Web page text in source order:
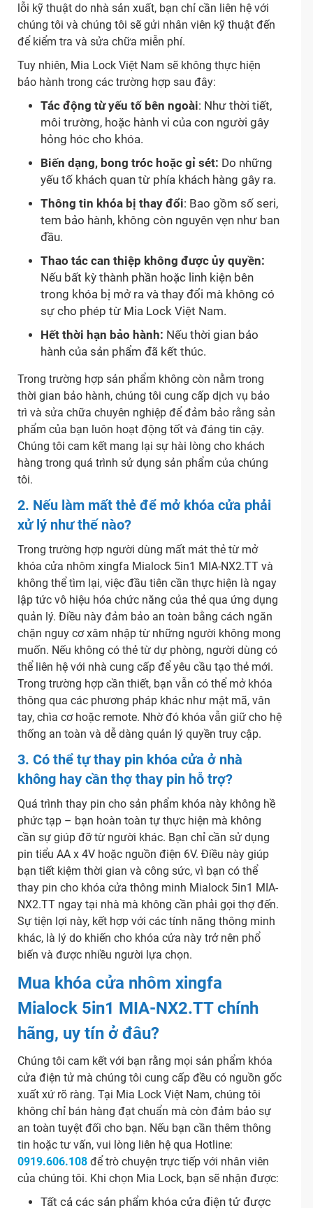
lỗi kỹ thuật do nhà sản xuất, bạn chỉ cần liên hệ với
chúng tôi và chúng tôi sẽ gửi nhân viên kỹ thuật đến
để kiểm tra và sửa chữa miễn phí.
Tuy nhiên, Mia Lock Việt Nam sẽ không thực hiện
bảo hành trong các trường hợp sau đây:
Tác động từ yếu tố bên ngoài: Như thời tiết,
môi trường, hoặc hành vi của con người gây
hỏng hóc cho khóa.
Biến dạng, bong tróc hoặc gỉ sét: Do những
yếu tố khách quan từ phía khách hàng gây ra.
Thông tin khóa bị thay đổi: Bao gồm số seri,
tem bảo hành, không còn nguyên vẹn như ban
đầu.
Thao tác can thiệp không được ủy quyền:
Nếu bất kỳ thành phần hoặc linh kiện bên
trong khóa bị mở ra và thay đổi mà không có
sự cho phép từ Mia Lock Việt Nam.
Hết thời hạn bảo hành: Nếu thời gian bảo
hành của sản phẩm đã kết thúc.
Trong trường hợp sản phẩm không còn nằm trong
thời gian bảo hành, chúng tôi cung cấp dịch vụ bảo
trì và sửa chữa chuyên nghiệp để đảm bảo rằng sản
phẩm của bạn luôn hoạt động tốt và đáng tin cậy.
Chúng tôi cam kết mang lại sự hài lòng cho khách
hàng trong quá trình sử dụng sản phẩm của chúng
tôi.
2. Nếu làm mất thẻ để mở khóa cửa phải
xử lý như thế nào?
Trong trường hợp người dùng mất mát thẻ từ mở
khóa cửa nhôm xingfa Mialock 5in1 MIA-NX2.TT và
không thể tìm lại, việc đầu tiên cần thực hiện là ngay
lập tức vô hiệu hóa chức năng của thẻ qua ứng dụng
quản lý. Điều này đảm bảo an toàn bằng cách ngăn
chặn nguy cơ xâm nhập từ những người không mong
muốn. Nếu không có thẻ từ dự phòng, người dùng có
thể liên hệ với nhà cung cấp để yêu cầu tạo thẻ mới.
Trong trường hợp cần thiết, bạn vẫn có thể mở khóa
thông qua các phương pháp khác như mật mã, vân
tay, chìa cơ hoặc remote. Nhờ đó khóa vẫn giữ cho hệ
thống an toàn và dễ dàng quản lý quyền truy cập.
3. Có thể tự thay pin khóa cửa ở nhà
không hay cần thợ thay pin hỗ trợ?
Quá trình thay pin cho sản phẩm khóa này không hề
phức tạp – bạn hoàn toàn tự thực hiện mà không
cần sự giúp đỡ từ người khác. Bạn chỉ cần sử dụng
pin tiểu AA x 4V hoặc nguồn điện 6V. Điều này giúp
bạn tiết kiệm thời gian và công sức, vì bạn có thể
thay pin cho khóa cửa thông minh Mialock 5in1 MIA-
NX2.TT ngay tại nhà mà không cần phải gọi thợ đến.
Sự tiện lợi này, kết hợp với các tính năng thông minh
khác, là lý do khiến cho khóa cửa này trở nên phổ
biến và được nhiều người lựa chọn.
Mua khóa cửa nhôm xingfa
Mialock 5in1 MIA-NX2.TT chính
hãng, uy tín ở đâu?
Chúng tôi cam kết với bạn rằng mọi sản phẩm khóa
cửa điện tử mà chúng tôi cung cấp đều có nguồn gốc
xuất xứ rõ ràng. Tại Mia Lock Việt Nam, chúng tôi
không chỉ bán hàng đạt chuẩn mà còn đảm bảo sự
an toàn tuyệt đối cho bạn. Nếu bạn cần thêm thông
tin hoặc tư vấn, vui lòng liên hệ qua Hotline:
0919.606.108 để trò chuyện trực tiếp với nhân viên
của chúng tôi. Khi chọn Mia Lock, bạn sẽ nhận được:
Tất cả các sản phẩm khóa cửa điện tử được